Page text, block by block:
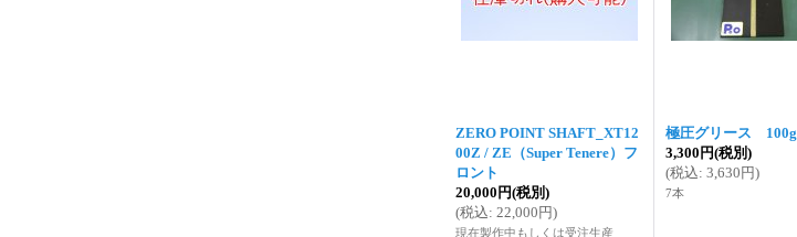
ZERO POINT SHAFT_XT12
00Z / ZE（Super Tenere）フ
ロント
20,000円(税別)
(税込: 22,000円)
現在製作中もしくは受注生産
極圧グリース 100g
3,300円(税別)
(税込: 3,630円)
7本